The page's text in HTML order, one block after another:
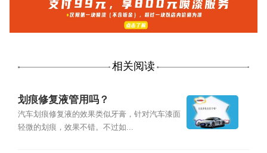
相关阅读
划痕修复液管用吗？
汽车划痕修复液的效果类似牙膏，针对汽车漆面
轻微的划痕，效果不错。不过如...